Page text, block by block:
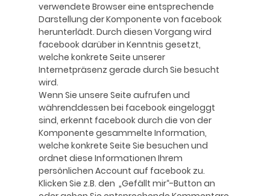
verwendete Browser eine entsprechende
Darstellung der Komponente von facebook
herunterlädt. Durch diesen Vorgang wird
facebook darüber in Kenntnis gesetzt,
welche konkrete Seite unserer
Internetpräsenz gerade durch Sie besucht
wird.
Wenn Sie unsere Seite aufrufen und
währenddessen bei facebook eingeloggt
sind, erkennt facebook durch die von der
Komponente gesammelte Information,
welche konkrete Seite Sie besuchen und
ordnet diese Informationen Ihrem
persönlichen Account auf facebook zu.
Klicken Sie z.B. den „Gefällt mir“-Button an